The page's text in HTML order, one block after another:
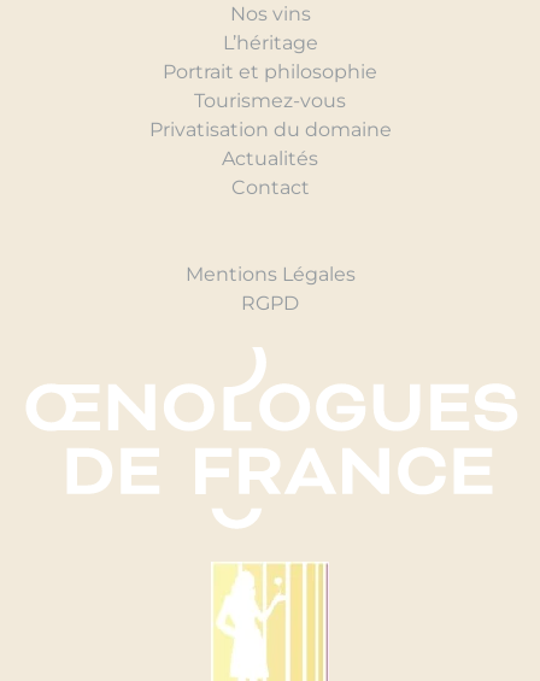
Nos vins
L’héritage
Portrait et philosophie
Tourismez-vous
Privatisation du domaine
Actualités
Contact
Mentions Légales
RGPD